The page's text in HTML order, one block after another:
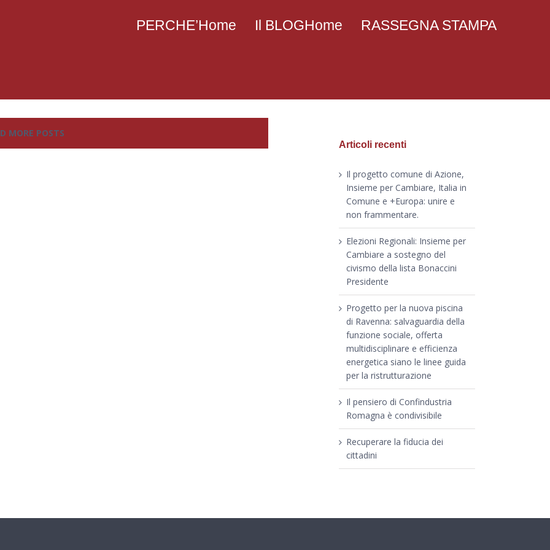
PERCHE’Home Il BLOGHome RASSEGNA STAMPA
MORE POSTS
Articoli recenti
Il progetto comune di Azione,
Insieme per Cambiare, Italia in
Comune e +Europa: unire e
non frammentare.
Elezioni Regionali: Insieme per
Cambiare a sostegno del
civismo della lista Bonaccini
Presidente
Progetto per la nuova piscina
di Ravenna: salvaguardia della
funzione sociale, offerta
multidisciplinare e efficienza
energetica siano le linee guida
per la ristrutturazione
Il pensiero di Confindustria
Romagna è condivisibile
Recuperare la fiducia dei
cittadini